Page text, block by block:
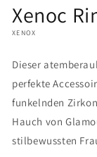
Xenoc
XENOX
Dieser
perfekte
funkelnden
Hauch von
stilbewussten